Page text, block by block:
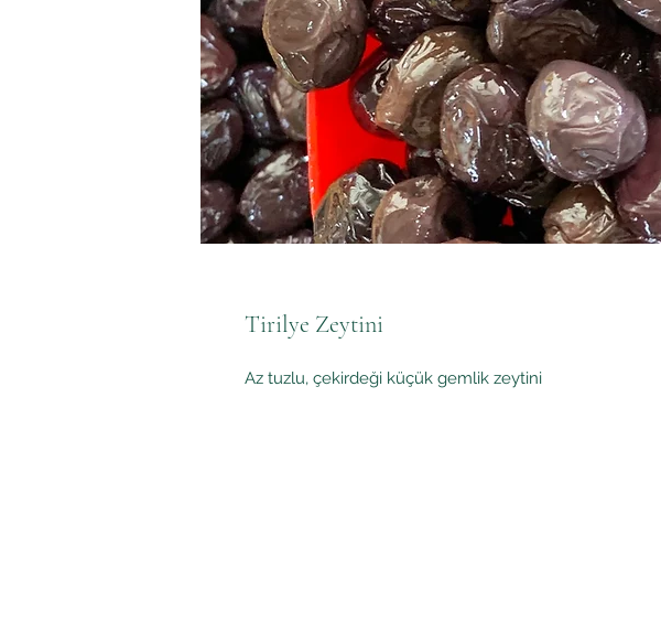
Tirilye Zeytini
Az tuzlu, çekirdeği küçük gemlik zeytini